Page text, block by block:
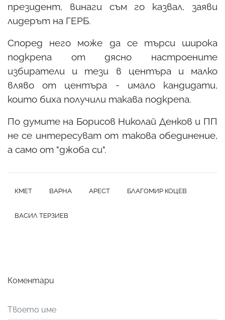
президент, винаги съм го казвал, заяви
лидерът на ГЕРБ.
Според него може да се търси широка
подкрепа от дясно настроените
избиратели и тези в центъра и малко
вляво от центъра - имало кандидати,
които биха получили такава подкрепа.
По думите на Борисов Николай Денков и ПП
не се интересуват от такова обединение,
а само от "джоба си".
КМЕТ ВАРНА АРЕСТ БЛАГОМИР КОЦЕВ
ВАСИЛ ТЕРЗИЕВ
Коментари